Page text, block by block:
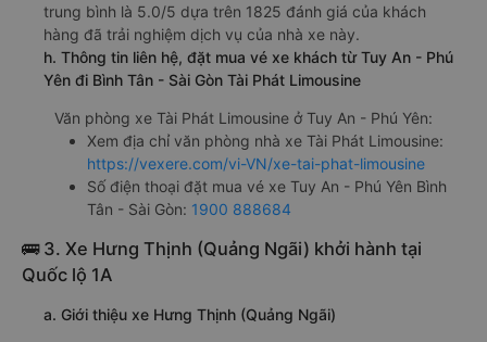
trung bình là 5.0/5 dựa trên 1825 đánh giá của khách
hàng đã trải nghiệm dịch vụ của nhà xe này.
h. Thông tin liên hệ, đặt mua vé xe khách từ Tuy An - Phú
Yên đi Bình Tân - Sài Gòn Tài Phát Limousine
Văn phòng xe Tài Phát Limousine ở Tuy An - Phú Yên:
Xem địa chỉ văn phòng nhà xe Tài Phát Limousine:
https://vexere.com/vi-VN/xe-tai-phat-limousine
Số điện thoại đặt mua vé xe Tuy An - Phú Yên Bình
Tân - Sài Gòn: 1900 888684
🚌 3. Xe Hưng Thịnh (Quảng Ngãi) khởi hành tại
Quốc lộ 1A
a. Giới thiệu xe Hưng Thịnh (Quảng Ngãi)